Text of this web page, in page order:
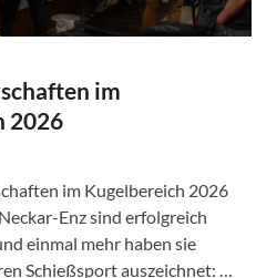
im
2026
im Kugelbereich 2026
Enz sind erfolgreich
einmal mehr haben sie
Schießsport auszeichnet: …